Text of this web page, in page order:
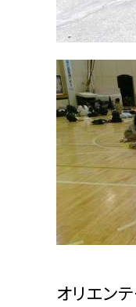
オリエン